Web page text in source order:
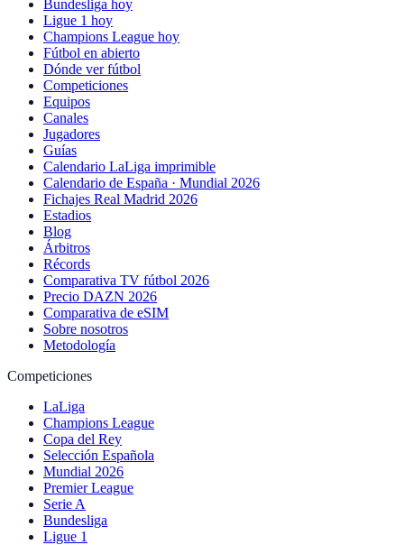
Bundesliga hoy
Ligue 1 hoy
Champions League hoy
Fútbol en abierto
Dónde ver fútbol
Competiciones
Equipos
Canales
Jugadores
Guías
Calendario LaLiga imprimible
Calendario de España · Mundial 2026
Fichajes Real Madrid 2026
Estadios
Blog
Árbitros
Récords
Comparativa TV fútbol 2026
Precio DAZN 2026
Comparativa de eSIM
Sobre nosotros
Metodología
Competiciones
LaLiga
Champions League
Copa del Rey
Selección Española
Mundial 2026
Premier League
Serie A
Bundesliga
Ligue 1